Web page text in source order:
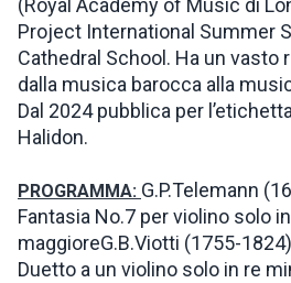
(Royal Academy of Music di
Project International Summer
Cathedral School. Ha un vasto
dalla musica barocca alla
Dal 2024 pubblica per
Halidon.
PROGRAMMA: G.P.Telemann
Fantasia No.7 per violino solo
maggioreG.B.Viotti (1755-1824)
Duetto a un violino solo in re